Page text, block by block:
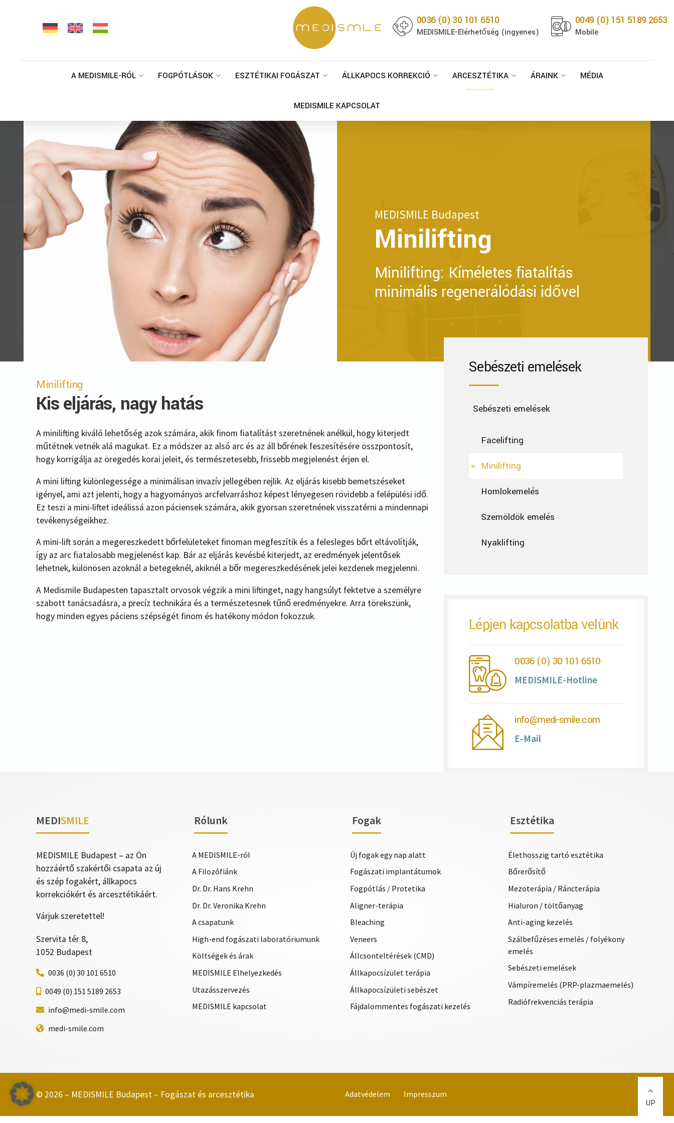
0036 (0) 30 101 6510
MEDISMILE-Elérhetőség (ingyenes)
0049 (0) 151 5189 2653
Mobile
A MEDISMILE-RÓL FOGPÓTLÁSOK ESZTÉTIKAI FOGÁSZAT ÁLLKAPOCS KORREKCIÓ ARCESZTÉTIKA ÁRAINK MÉDIA
MEDISMILE KAPCSOLAT
MEDISMILE Budapest
Minilifting
Minilifting: Kíméletes fiatalítás
minimális regenerálódási idővel
Minilifting
Kis eljárás, nagy hatás
A minilifting kiváló lehetőség azok számára, akik finom fiatalítást szeretnének anélkül, hogy kiterjedt
műtétnek vetnék alá magukat. Ez a módszer az alsó arc és az áll bőrének feszesítésére összpontosít,
hogy korrigálja az öregedés korai jeleit, és természetesebb, frissebb megjelenést érjen el.
A mini lifting különlegessége a minimálisan invazív jellegében rejlik. Az eljárás kisebb bemetszéseket
igényel, ami azt jelenti, hogy a hagyományos arcfelvarráshoz képest lényegesen rövidebb a felépülési idő.
Ez teszi a mini-liftet ideálissá azon páciensek számára, akik gyorsan szeretnének visszatérni a mindennapi
tevékenységeikhez.
A mini-lift során a megereszkedett bőrfelületeket finoman megfeszítik és a felesleges bőrt eltávolítják,
így az arc fiatalosabb megjelenést kap. Bár az eljárás kevésbé kiterjedt, az eredmények jelentősek
lehetnek, különösen azoknál a betegeknél, akiknél a bőr megereszkedésének jelei kezdenek megjelenni.
A Medismile Budapesten tapasztalt orvosok végzik a mini liftinget, nagy hangsúlyt fektetve a személyre
szabott tanácsadásra, a precíz technikára és a természetesnek tűnő eredményekre. Arra törekszünk,
hogy minden egyes páciens szépségét finom és hatékony módon fokozzuk.
Sebészeti emelések
Sebészeti emelések
Facelifting
Minilifting
Homlokemelés
Szemöldök emelés
Nyaklifting
Lépjen kapcsolatba velünk
0036 (0) 30 101 6510
MEDISMILE-Hotline
info@medi-smile.com
E-Mail
MEDISMILE
MEDISMILE Budapest – az Ön
hozzáértő szakértői csapata az új
és szép fogakért, állkapocs
korrekciókért és arcesztétikáért.
Várjuk szeretettel!
Szervita tér 8,
1052 Budapest
0036 (0) 30 101 6510
0049 (0) 151 5189 2653
info@medi-smile.com
medi-smile.com
Rólunk
A MEDISMILE-ról
A Filozófiánk
Dr. Dr. Hans Krehn
Dr. Dr. Veronika Krehn
A csapatunk
High-end fogászati laboratóriumunk
Költségek és árak
MEDISMILE Elhelyezkedés
Utazásszervezés
MEDISMILE kapcsolat
Fogak
Új fogak egy nap alatt
Fogászati implantátumok
Fogpótlás / Protetika
Aligner-terápia
Bleaching
Veneers
Állcsonteltérések (CMD)
Állkapocsízület terápia
Állkapocsízületi sebészet
Fájdalommentes fogászati kezelés
Esztétika
Élethosszig tartó esztétika
Bőrerősítő
Mezoterápia / Ráncterápia
Hialuron / töltőanyag
Anti-aging kezelés
Szálbefűzéses emelés / folyékony
emelés
Sebészeti emelések
Vámpíremelés (PRP-plazmaemelés)
Radiófrekvenciás terápia
© 2026 – MEDISMILE Budapest – Fogászat és arcesztétika
UP
Adatvédelem Impresszum